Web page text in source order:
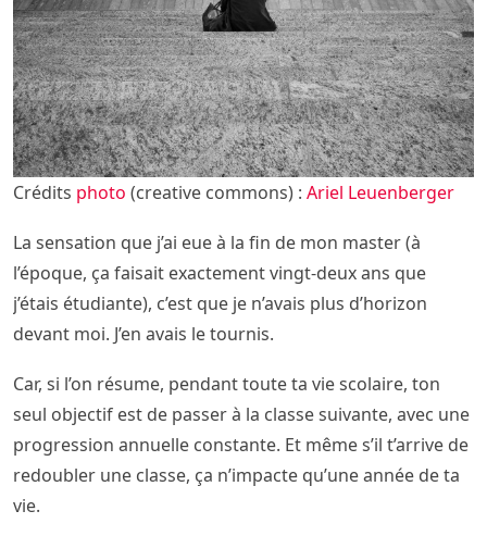
Crédits photo (creative commons) : Ariel Leuenberger
La sensation que j’ai eue à la fin de mon master (à
l’époque, ça faisait exactement vingt-deux ans que
j’étais étudiante), c’est que je n’avais plus d’horizon
devant moi. J’en avais le tournis.
Car, si l’on résume, pendant toute ta vie scolaire, ton
seul objectif est de passer à la classe suivante, avec une
progression annuelle constante. Et même s’il t’arrive de
redoubler une classe, ça n’impacte qu’une année de ta
vie.